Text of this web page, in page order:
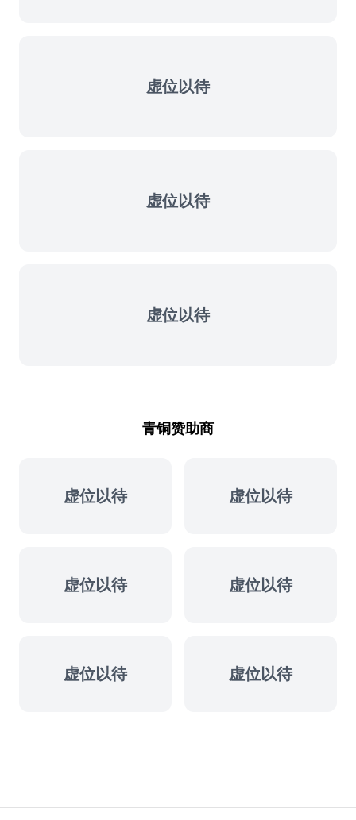
虚位以待
虚位以待
虚位以待
青铜赞助商
虚位以待 虚位以待
虚位以待 虚位以待
虚位以待 虚位以待